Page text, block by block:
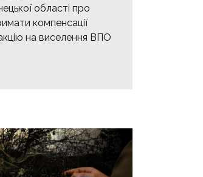
області про
компенсації
на виселення ВПО